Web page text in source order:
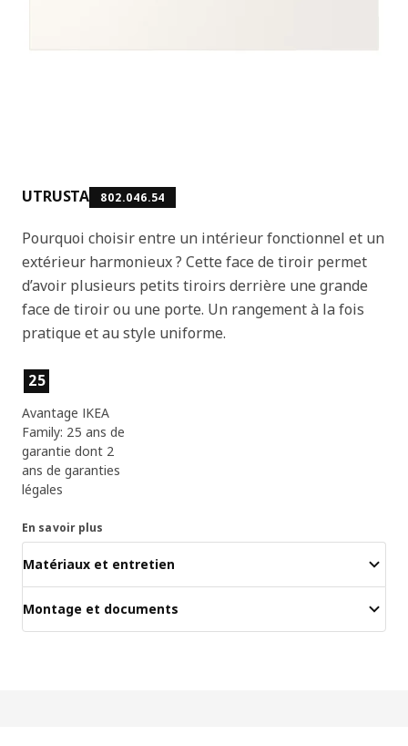
UTRUSTA 802.046.54
Pourquoi choisir entre un intérieur fonctionnel et un
extérieur harmonieux ? Cette face de tiroir permet
d’avoir plusieurs petits tiroirs derrière une grande
face de tiroir ou une porte. Un rangement à la fois
pratique et au style uniforme.
Caractéristiques du produit
25
Avantage IKEA
Family: 25 ans de
garantie dont 2
ans de garanties
légales
En savoir plus
Matériaux et entretien
Montage et documents